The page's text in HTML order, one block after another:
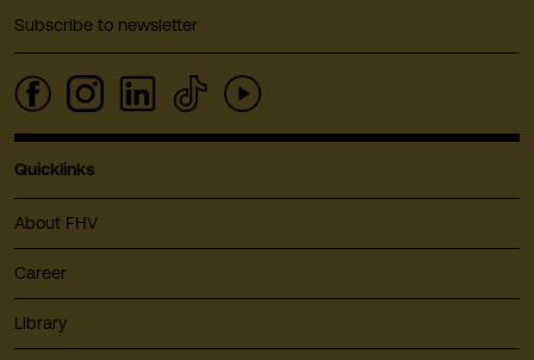
Subscribe to newsletter
Quicklinks
About FHV
Career
Library